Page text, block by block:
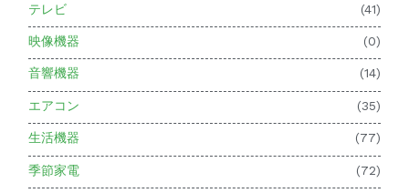
テレビ (41)
映像機器 (0)
音響機器 (14)
エアコン (35)
生活機器 (77)
季節家電 (72)